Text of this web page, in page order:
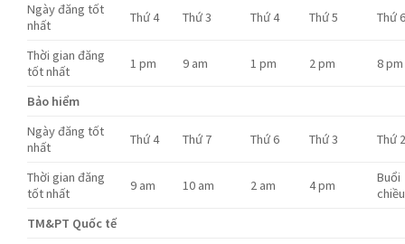
Ngày đăng tốt
nhất
Thứ 4 Thứ 3 Thứ 4 Thứ 5 Thứ
Thời gian đăng
tốt nhất
1 pm 9 am 1 pm 2 pm 8 pm
Bảo hiểm
Ngày đăng tốt
nhất
Thứ 4 Thứ 7 Thứ 6 Thứ 3 Thứ
Thời gian đăng
tốt nhất
9 am 10 am 2 am 4 pm
Buổi
chiều
TM&PT Quốc tế